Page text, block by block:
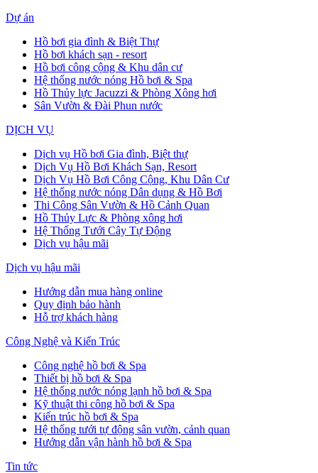
Dự án
Hồ bơi gia đình & Biệt Thự
Hồ bơi khách sạn - resort
Hồ bơi công cộng & Khu dân cư
Hệ thống nước nóng Hồ bơi & Spa
Hồ Thủy lực Jacuzzi & Phòng Xông hơi
Sân Vườn & Đài Phun nước
DỊCH VỤ
Dịch vụ Hồ bơi Gia đình, Biệt thự
Dịch Vụ Hồ Bơi Khách Sạn, Resort
Dịch Vụ Hồ Bơi Công Cộng, Khu Dân Cư
Hệ thống nước nóng Dân dụng & Hồ Bơi
Thi Công Sân Vườn & Hồ Cảnh Quan
Hồ Thủy Lực & Phòng xông hơi
Hệ Thống Tưới Cây Tự Động
Dịch vụ hậu mãi
Dịch vụ hậu mãi
Hướng dẫn mua hàng online
Quy định bảo hành
Hỗ trợ khách hàng
Công Nghệ và Kiến Trúc
Công nghệ hồ bơi & Spa
Thiết bị hồ bơi & Spa
Hệ thống nước nóng lạnh hồ bơi & Spa
Kỹ thuật thi công hồ bơi & Spa
Kiến trúc hồ bơi & Spa
Hệ thống tưới tự động sân vườn, cảnh quan
Hướng dẫn vận hành hồ bơi & Spa
Tin tức